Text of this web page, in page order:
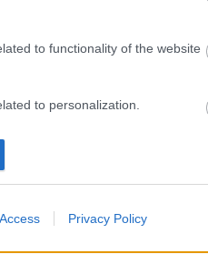
to functionality of the website
to personalization.
to security, including
and other user protection.
Privacy Policy
–
KEDDEN INDUL A
18.